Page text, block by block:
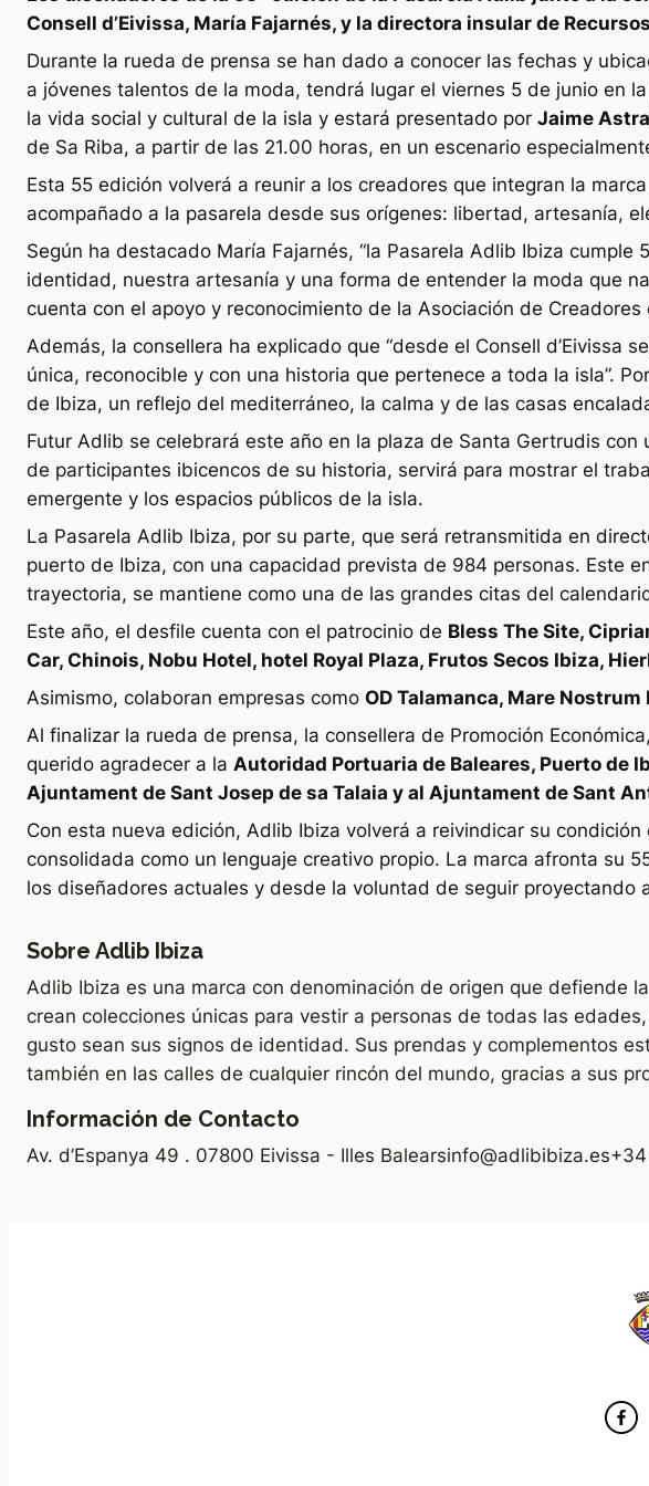
Consell d’Eivissa, María Fajarnés, y la directora insular de
Durante la rueda de prensa se han dado a conocer las fechas y
a jóvenes talentos de la moda, tendrá lugar el viernes 5 de junio en
la vida social y cultural de la isla y estará presentado por Jaime
de Sa Riba, a partir de las 21.00 horas, en un escenario
Esta 55 edición volverá a reunir a los creadores que integran la
acompañado a la pasarela desde sus orígenes: libertad, artesanía,
Según ha destacado María Fajarnés, “la Pasarela Adlib Ibiza
identidad, nuestra artesanía y una forma de entender la moda que
cuenta con el apoyo y reconocimiento de la Asociación de Creadores
Además, la consellera ha explicado que “desde el Consell
única, reconocible y con una historia que pertenece a toda la isla”.
de Ibiza, un reflejo del mediterráneo, la calma y de las casas
Futur Adlib se celebrará este año en la plaza de Santa Gertrudis
de participantes ibicencos de su historia, servirá para mostrar el
emergente y los espacios públicos de la isla.
La Pasarela Adlib Ibiza, por su parte, que será retransmitida en
puerto de Ibiza, con una capacidad prevista de 984 personas. Este
trayectoria, se mantiene como una de las grandes citas del
Este año, el desfile cuenta con el patrocinio de Bless The Site,
Car, Chinois, Nobu Hotel, hotel Royal Plaza, Frutos Secos Ibiza,
Asimismo, colaboran empresas como OD Talamanca, Mare
Al finalizar la rueda de prensa, la consellera de Promoción
querido agradecer a la Autoridad Portuaria de Baleares, Puerto de
Ajuntament de Sant Josep de sa Talaia y al Ajuntament de Sant
Con esta nueva edición, Adlib Ibiza volverá a reivindicar su
consolidada como un lenguaje creativo propio. La marca afronta su
los diseñadores actuales y desde la voluntad de seguir
Sobre Adlib Ibiza
Adlib Ibiza es una marca con denominación de origen que defiende
crean colecciones únicas para vestir a personas de todas las
gusto sean sus signos de identidad. Sus prendas y complementos
también en las calles de cualquier rincón del mundo, gracias a sus
Información de Contacto
Av. d’Espanya 49 . 07800 Eivissa - Illes Balearsinfo@adlibibiza.es